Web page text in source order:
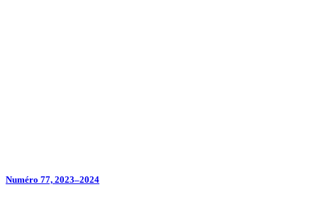
Numéro 77, 2023–2024